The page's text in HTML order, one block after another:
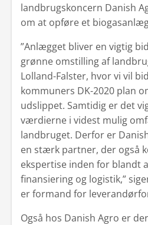
landbrugskoncern Danish
om at opføre et
”Anlægget bliver en vigtig
grønne omstilling af
Lolland-Falster, hvor vi vil
kommuners DK-2020 plan
udslippet. Samtidig er det
værdierne i videst mulig
landbruget. Derfor er
en stærk partner, der også
ekspertise inden for blandt
finansiering og logistik,”
er formand for
Også hos Danish Agro er
Find afdeling
Produktspecialister
Se Fødevarestyrelsens smiley-